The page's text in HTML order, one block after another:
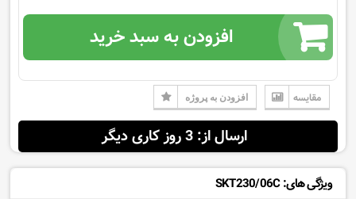
افزودن به سبد خرید
مقایسه افزودن به پروژه
ارسال از: 3 روز کاری دیگر
ویژگی های: SKT230/06C